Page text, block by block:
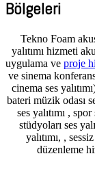
Bölgeleri
Tekno Foam
yalıtımı hizmeti
uygulama ve proje
ve sinema
cinema ses
bateri müzik odası
ses yalıtımı ,
stüdyoları ses
yalıtımı, ,
düzenleme